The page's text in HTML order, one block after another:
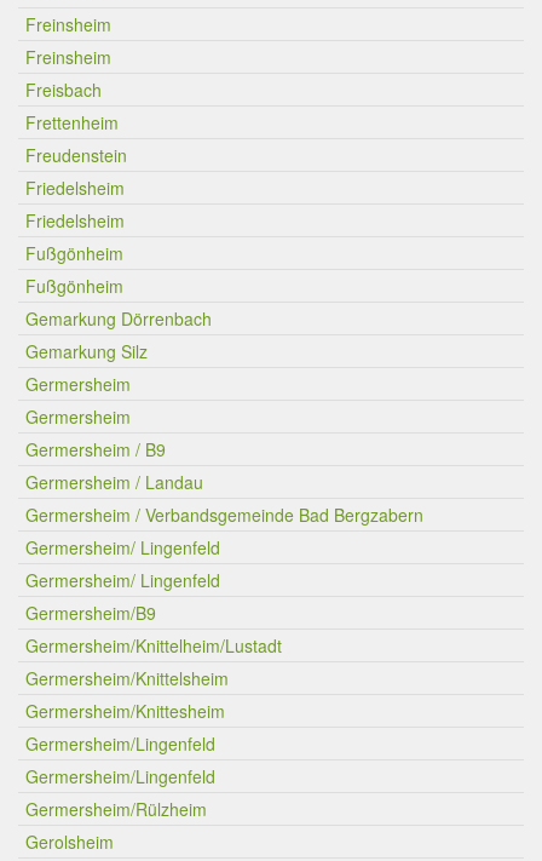
Freinsheim
Freinsheim
Freisbach
Frettenheim
Freudenstein
Friedelsheim
Friedelsheim
Fußgönheim
Fußgönheim
Gemarkung Dörrenbach
Gemarkung Silz
Germersheim
Germersheim
Germersheim / B9
Germersheim / Landau
Germersheim / Verbandsgemeinde Bad Bergzabern
Germersheim/ Lingenfeld
Germersheim/ Lingenfeld
Germersheim/B9
Germersheim/Knittelheim/Lustadt
Germersheim/Knittelsheim
Germersheim/Knittesheim
Germersheim/Lingenfeld
Germersheim/Lingenfeld
Germersheim/Rülzheim
Gerolsheim